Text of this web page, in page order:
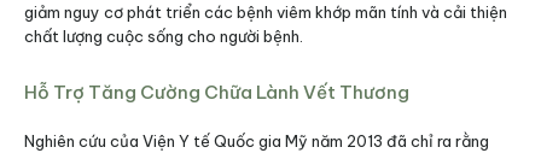
giảm nguy cơ phát triển các bệnh viêm khớp mãn tính và cải thiện
chất lượng cuộc sống cho người bệnh.
Hỗ Trợ Tăng Cường Chữa Lành Vết Thương
Nghiên cứu của Viện Y tế Quốc gia Mỹ năm 2013 đã chỉ ra rằng